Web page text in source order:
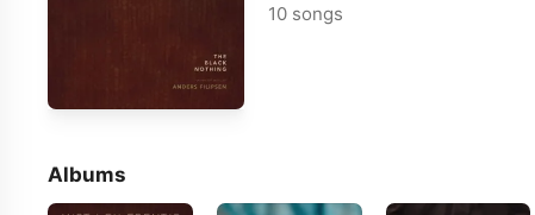
10 songs
Albums